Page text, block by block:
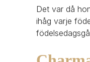
Det var då
ihåg varje